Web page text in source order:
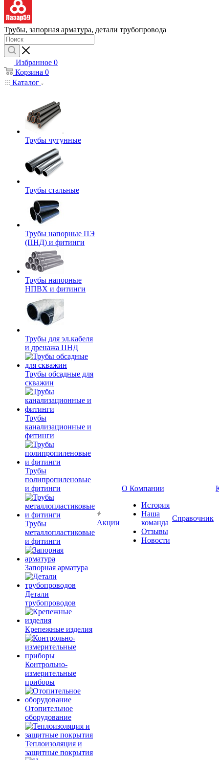
Трубы, запорная арматура, детали трубопровода
Избранное 0
Корзина 0
Каталог
Трубы чугунные
Трубы стальные
Трубы напорные ПЭ
(ПНД) и фитинги
Трубы напорные
НПВХ и фитинги
Трубы для эл.кабеля
и дренажа ПНД
Трубы обсадные для
скважин
Трубы
канализационные и
фитинги
Трубы
полипропиленовые
и фитинги
Трубы
металлопластиковые
и фитинги
Запорная арматура
Детали
трубопроводов
Крепежные изделия
Контрольно-
измерительные
приборы
Отопительное
оборудование
Теплоизоляция и
защитные покрытия
Акции
О Компании
История
Наша
команда
Отзывы
Новости
Справочник